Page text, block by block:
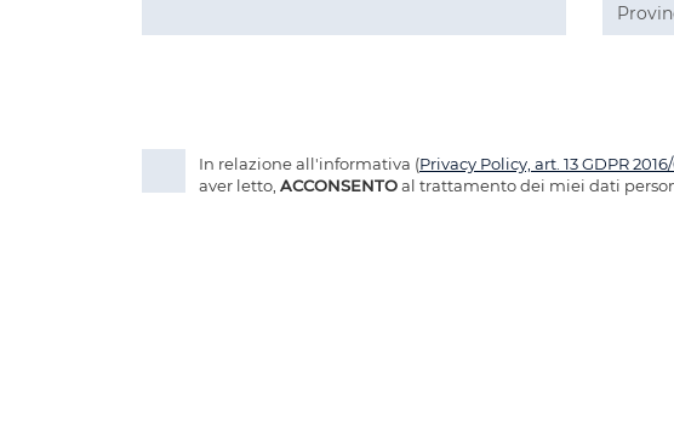
In relazione all'informativa (Privacy Policy, art. 13 GDPR
aver letto, ACCONSENTOal trattamento dei miei dati